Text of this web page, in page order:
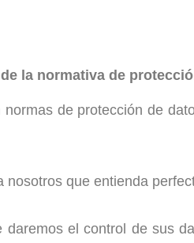
la normativa de
de protección de
nosotros que entienda
el control de sus